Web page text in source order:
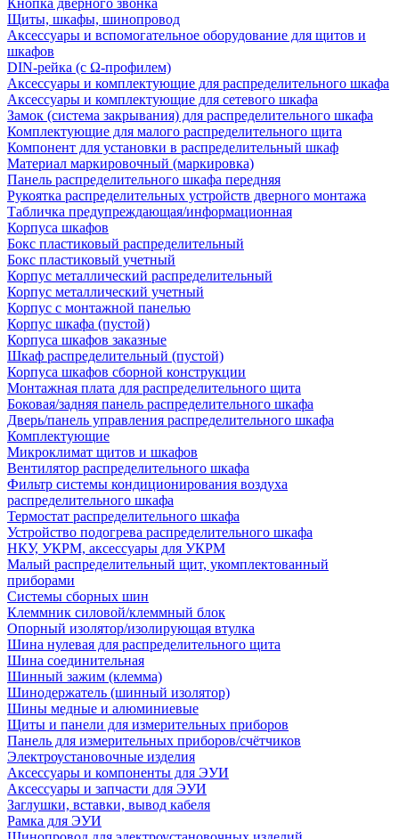
Кнопка дверного звонка
Щиты, шкафы, шинопровод
Аксессуары и вспомогательное оборудование для щитов и
шкафов
DIN-рейка (с Ω-профилем)
Аксессуары и комплектующие для распределительного шкафа
Аксессуары и комплектующие для сетевого шкафа
Замок (система закрывания) для распределительного шкафа
Комплектующие для малого распределительного щита
Компонент для установки в распределительный шкаф
Материал маркировочный (маркировка)
Панель распределительного шкафа передняя
Рукоятка распределительных устройств дверного монтажа
Табличка предупреждающая/информационная
Корпуса шкафов
Бокс пластиковый распределительный
Бокс пластиковый учетный
Корпус металлический распределительный
Корпус металлический учетный
Корпус с монтажной панелью
Корпус шкафа (пустой)
Корпуса шкафов заказные
Шкаф распределительный (пустой)
Корпуса шкафов сборной конструкции
Монтажная плата для распределительного щита
Боковая/задняя панель распределительного шкафа
Дверь/панель управления распределительного шкафа
Комплектующие
Микроклимат щитов и шкафов
Вентилятор распределительного шкафа
Фильтр системы кондиционирования воздуха
распределительного шкафа
Термостат распределительного шкафа
Устройство подогрева распределительного шкафа
НКУ, УКРМ, аксессуары для УКРМ
Малый распределительный щит, укомплектованный
приборами
Системы сборных шин
Клеммник силовой/клеммный блок
Опорный изолятор/изолирующая втулка
Шина нулевая для распределительного щита
Шина соединительная
Шинный зажим (клемма)
Шинодержатель (шинный изолятор)
Шины медные и алюминиевые
Щиты и панели для измерительных приборов
Панель для измерительных приборов/счётчиков
Электроустановочные изделия
Аксессуары и компоненты для ЭУИ
Аксессуары и запчасти для ЭУИ
Заглушки, вставки, вывод кабеля
Рамка для ЭУИ